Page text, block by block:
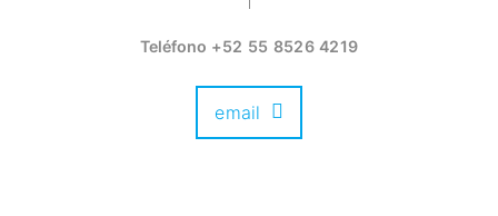
Teléfono +52 55 8526 4219
email